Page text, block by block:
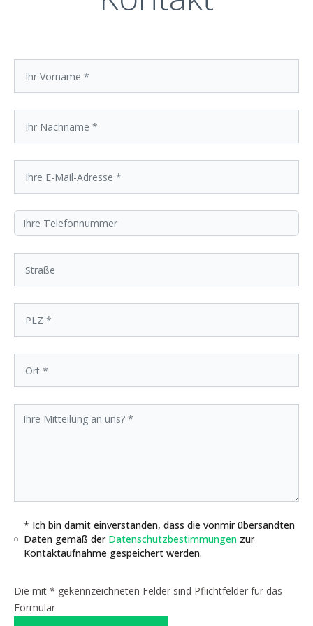
* Ich bin damit einverstanden, dass die vonmir übersandten
Daten gemäß der Datenschutzbestimmungen zur
Kontaktaufnahme gespeichert werden.
Die mit * gekennzeichneten Felder sind Pflichtfelder für das
Formular